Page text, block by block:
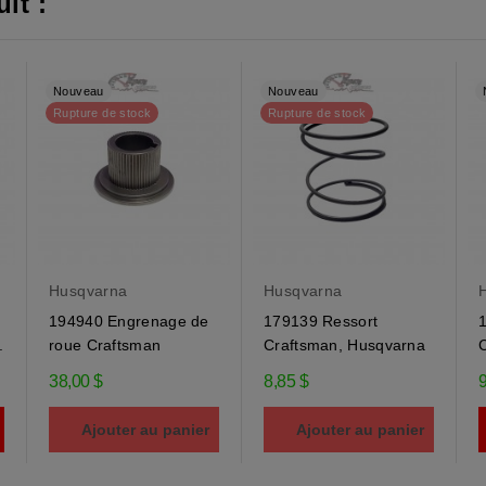
Nouveau
Rupture de stock
Husqvarna
194940 Engrenage de
roue Craftsman
38,00 $
Ajouter au panier
Nouveau
Rupture de stock
Husqvarna
179139 Ressort
Craftsman, Husqvarna
8,85 $
Ajouter au panier